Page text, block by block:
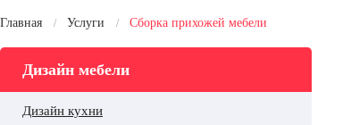
Главная Услуги Сборка прихожей мебели
Дизайн мебели
Дизайн кухни